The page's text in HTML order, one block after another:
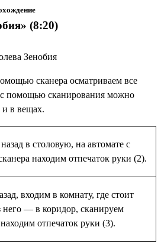
(8:20)
сканера осматриваем все
помощью сканирования можно
и в вещах.
в столовую, на автомате с
находим отпечаток руки (2).
входим в комнату, где стоит
него — в коридор, сканируем
отпечаток руки (3).